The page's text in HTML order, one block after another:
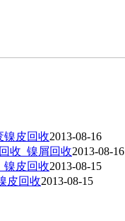
镍皮回收2013-08-16
收_镍屑回收2013-08-16
镍皮回收2013-08-15
皮回收2013-08-15